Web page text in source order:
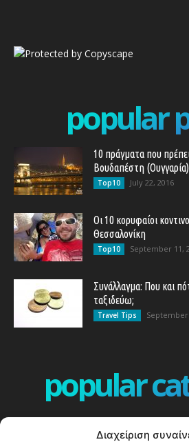
Διαχείριση
popular
10 πράγματα που
Βουδαπέστη (Ουγγαρία)
Top10 July 22, 2016
Οι 10 κορυφαίοι
Θεσσαλονίκη
Top10 September 11,
Συνάλλαγμα: Που και
ταξιδεύω;
Travel Tips September
popular